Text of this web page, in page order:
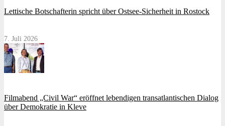
Lettische Botschafterin spricht über Ostsee-Sicherheit in Rostock
7. Juli 2026
Filmabend „Civil War“ eröffnet lebendigen transatlantischen Dialog
über Demokratie in Kleve